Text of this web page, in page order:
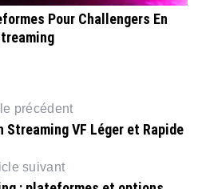
Pour Challengers En
précédent
Streaming VF Léger et Rapide
suivant